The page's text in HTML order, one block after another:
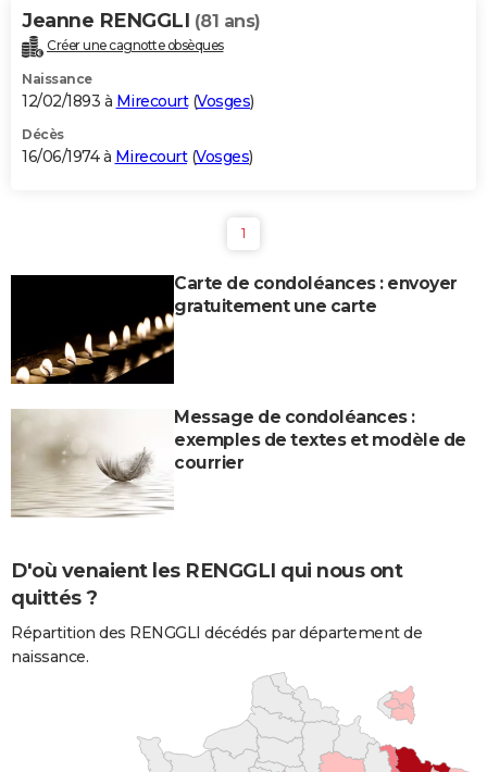
Jeanne RENGGLI (81 ans)
Créer une cagnotte obsèques
Naissance
12/02/1893 à Mirecourt(Vosges)
Décès
16/06/1974 à Mirecourt(Vosges)
1
Carte de condoléances : envoyer
gratuitement une carte
Message de condoléances :
exemples de textes et modèle de
courrier
D'où venaient les RENGGLI qui nous ont
quittés ?
Répartition des RENGGLI décédés par département de
naissance.